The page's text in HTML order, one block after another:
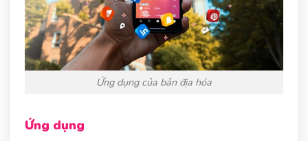
Ứng dụng của bản địa hóa
Ứng dụng